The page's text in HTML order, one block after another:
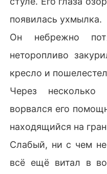
появилась ухмылка.
Он небрежно
неторопливо
кресло и
Через несколько
ворвался его
находящийся на
Слабый, ни с чем
всё ещё витал в